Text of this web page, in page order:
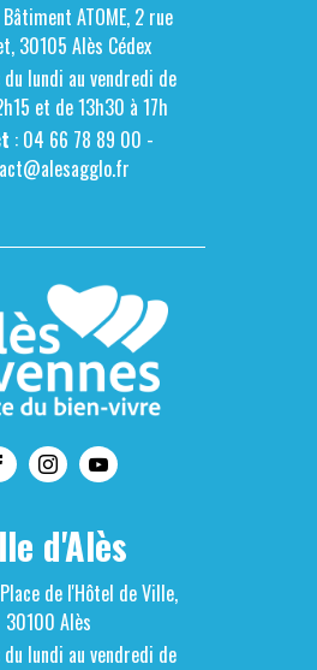
Bâtiment ATOME, 2 rue
30105 Alès Cédex
du lundi au vendredi de
et de 13h30 à 17h
: 04 66 78 89 00 -
d'Alès
de l'Hôtel de Ville,
30100 Alès
du lundi au vendredi de